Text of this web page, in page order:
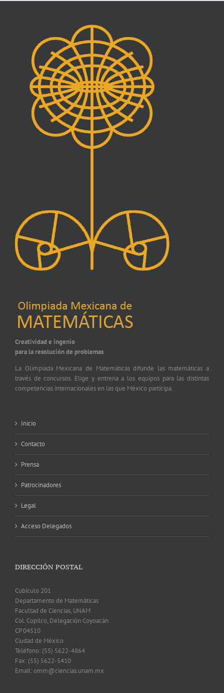
Creatividad e ingenio
para la resolución de problemas
La Olimpiada Mexicana de Matemáticas difunde las matemáticas a
través de concursos. Elige y entrena a los equipos para las distintas
competencias internacionales en las que México participa.
Inicio
Contacto
Prensa
Patrocinadores
Legal
Acceso Delegados
DIRECCIÓN POSTAL
Cubículo 201
Departamento de Matemáticas
Facultad de Ciencias, UNAM
Col. Copilco, Delegación Coyoacán
CP 04510
Ciudad de México
Teléfono: (55) 5622-4864
Fax: (55) 5622-5410
Email: omm@ciencias.unam.mx